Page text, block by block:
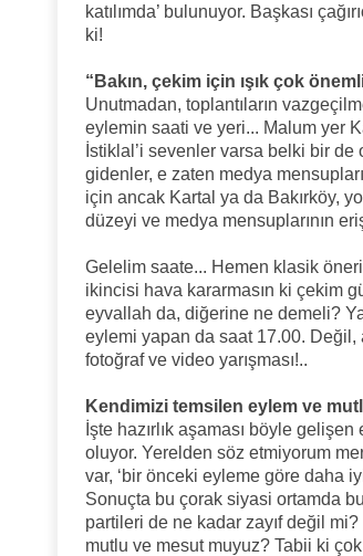
katılımda’ bulunuyor. Başkası
ki!
“Bakın, çekim için ışık çok
Unutmadan, toplantıların
eylemin saati ve yeri... Malum yer
İstiklal’i sevenler varsa belki bir
gidenler, e zaten medya
için ancak Kartal ya da Bakırköy,
düzeyi ve medya mensuplarının
Gelelim saate... Hemen klasik
ikincisi hava kararmasın ki çekim
eyvallah da, diğerine ne demeli?
eylemi yapan da saat 17.00. Değil,
fotoğraf ve video yarışması!..
Kendimizi temsilen eylem ve
İşte hazırlık aşaması böyle
oluyor. Yerelden söz etmiyorum
var, ‘bir önceki eyleme göre daha
Sonuçta bu çorak siyasi ortamda
partileri de ne kadar zayıf değil
mutlu ve mesut muyuz? Tabii ki